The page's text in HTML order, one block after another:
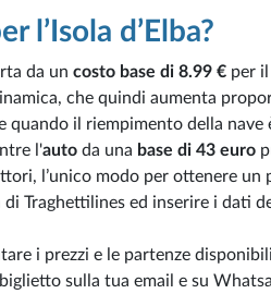
l’Isola d’Elba?
da un costo base di 8.99 € per
che quindi aumenta
quando il riempimento della nave
l'auto da una base di 43 euro
l’unico modo per ottenere un
Traghettilines ed inserire i dati
i prezzi e le partenze
sulla tua email e su